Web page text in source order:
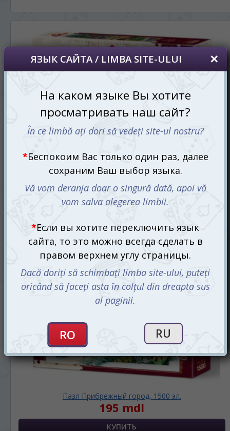
Пазл Деревня у озера, 1500 эл.
195 mdl
Пазл Прибрежный город, 1500 эл.
195 mdl